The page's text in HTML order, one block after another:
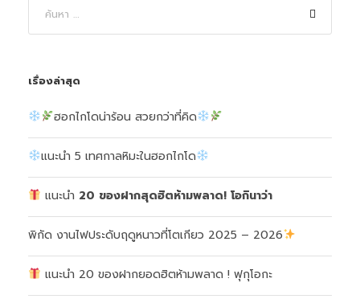
เรื่องล่าสุด
ฮอกไกโดน่าร้อน สวยกว่าที่คิด
แนะนำ 5 เทศกาลหิมะในฮอกไกโด
แนะนำ 20 ของฝากสุดฮิตห้ามพลาด! โอกินาว่า
พิกัด งานไฟประดับฤดูหนาวที่โตเกียว 2025 – 2026
แนะนำ 20 ของฝากยอดฮิตห้ามพลาด ! ฟุกุโอกะ